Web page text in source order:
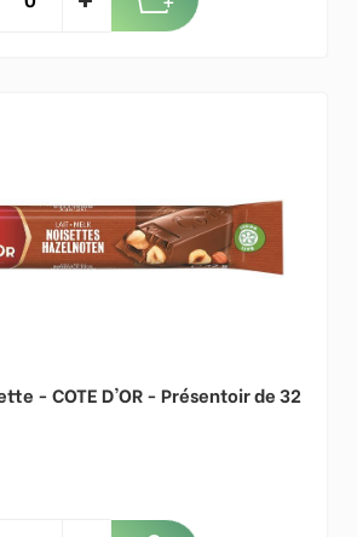
- COTE D'OR - Présentoir de 32